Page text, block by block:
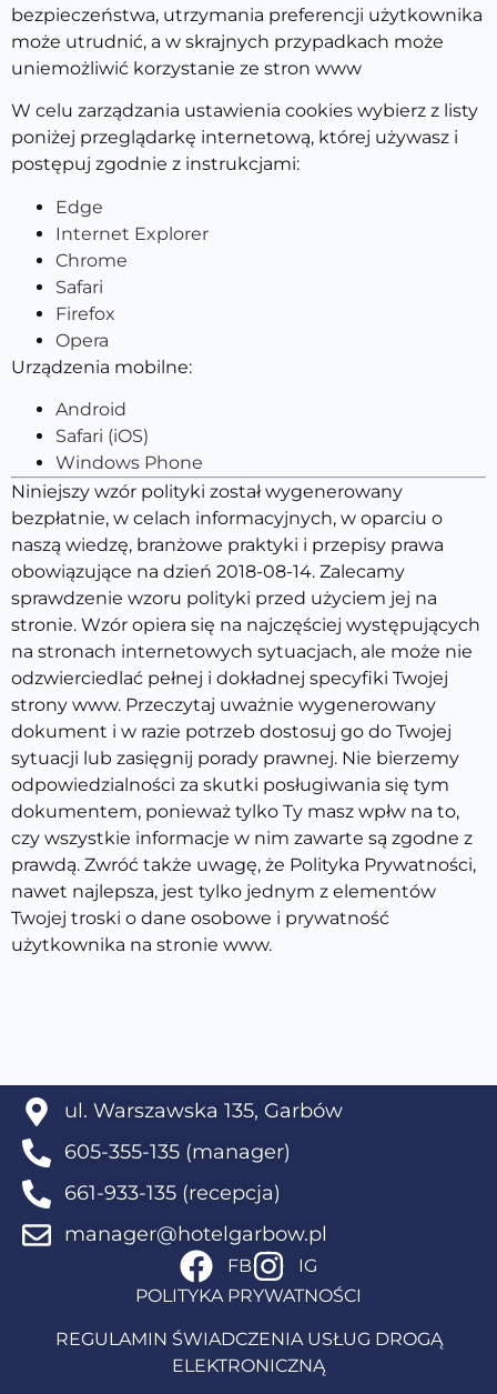
bezpieczeństwa, utrzymania preferencji użytkownika
może utrudnić, a w skrajnych przypadkach może
uniemożliwić korzystanie ze stron www
W celu zarządzania ustawienia cookies wybierz z listy
poniżej przeglądarkę internetową, której używasz i
postępuj zgodnie z instrukcjami:
Edge
Internet Explorer
Chrome
Safari
Firefox
Opera
Urządzenia mobilne:
Android
Safari (iOS)
Windows Phone
Niniejszy wzór polityki został wygenerowany
bezpłatnie, w celach informacyjnych, w oparciu o
naszą wiedzę, branżowe praktyki i przepisy prawa
obowiązujące na dzień 2018-08-14. Zalecamy
sprawdzenie wzoru polityki przed użyciem jej na
stronie. Wzór opiera się na najczęściej występujących
na stronach internetowych sytuacjach, ale może nie
odzwierciedlać pełnej i dokładnej specyfiki Twojej
strony www. Przeczytaj uważnie wygenerowany
dokument i w razie potrzeb dostosuj go do Twojej
sytuacji lub zasięgnij porady prawnej. Nie bierzemy
odpowiedzialności za skutki posługiwania się tym
dokumentem, ponieważ tylko Ty masz wpłw na to,
czy wszystkie informacje w nim zawarte są zgodne z
prawdą. Zwróć także uwagę, że Polityka Prywatności,
nawet najlepsza, jest tylko jednym z elementów
Twojej troski o dane osobowe i prywatność
użytkownika na stronie www.
ul. Warszawska 135, Garbów
605-355-135 (manager)
661-933-135 (recepcja)
manager@hotelgarbow.pl
FB
IG
POLITYKA PRYWATNOŚCI
REGULAMIN ŚWIADCZENIA USŁUG DROGĄ
ELEKTRONICZNĄ